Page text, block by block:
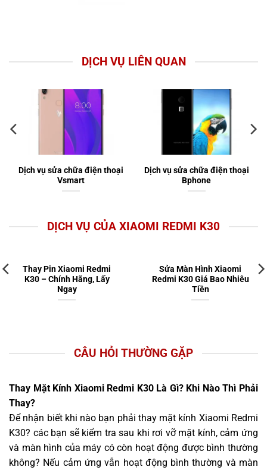
DỊCH VỤ LIÊN QUAN
Dịch vụ sửa chữa điện thoại
Vsmart
Dịch vụ sửa chữa điện thoại
Bphone
DỊCH VỤ CỦA XIAOMI REDMI K30
Thay Pin Xiaomi Redmi
K30 – Chính Hãng, Lấy
Ngay
Sửa Màn Hình Xiaomi
Redmi K30 Giá Bao Nhiêu
Tiền
CÂU HỎI THƯỜNG GẶP
Thay Mặt Kính Xiaomi Redmi K30 Là Gì? Khi Nào Thì Phải
Thay?
Để nhận biết khi nào bạn phải thay mặt kính Xiaomi Redmi
K30? các bạn sẽ kiểm tra sau khi rơi vỡ mặt kính, cảm ứng
và màn hình của máy có còn hoạt động được bình thường
không? Nếu cảm ứng vẫn hoạt động bình thường và màn